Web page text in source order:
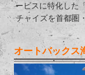
ービスに特化した
チャイズを首都圏
オートバックス